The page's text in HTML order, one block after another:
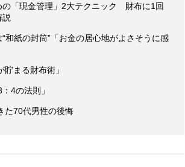
の「現金管理」2大テクニック 財布に1回
紙の封筒”「お金の居心地がよさそうに感
まる財布術」
4の法則」
70代男性の後悔